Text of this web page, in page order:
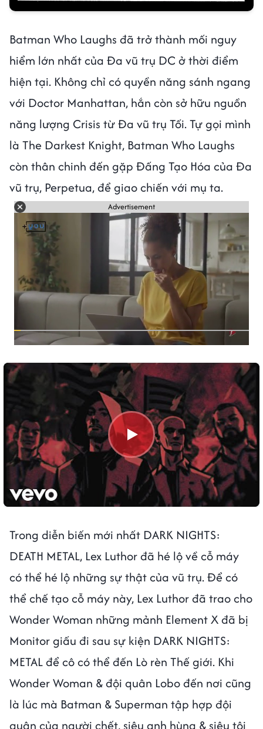
Batman Who Laughs đã trở thành mối nguy
hiểm lớn nhất của Đa vũ trụ DC ở thời điểm
hiện tại. Không chỉ có quyền năng sánh ngang
với Doctor Manhattan, hắn còn sở hữu nguồn
năng lượng Crisis từ Đa vũ trụ Tối. Tự gọi mình
là The Darkest Knight, Batman Who Laughs
còn thân chinh đến gặp Đấng Tạo Hóa của Đa
vũ trụ, Perpetua, để giao chiến với mụ ta.
Advertisement
Trong diễn biến mới nhất DARK NIGHTS:
DEATH METAL, Lex Luthor đã hé lộ về cỗ máy
có thể hé lộ những sự thật của vũ trụ. Để có
thể chế tạo cỗ máy này, Lex Luthor đã trao cho
Wonder Woman những mảnh Element X đã bị
Monitor giấu đi sau sự kiện DARK NIGHTS:
METAL để cô có thể đến Lò rèn Thế giới. Khi
Wonder Woman & đội quân Lobo đến nơi cũng
là lúc mà Batman & Superman tập hợp đội
quân của người chết, siêu anh hùng & siêu tội